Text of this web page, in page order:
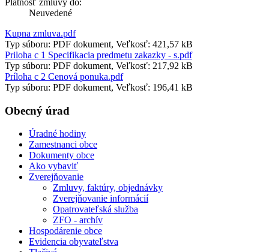
Neuvedené
Kupna zmluva.pdf
Typ súboru: PDF dokument, Veľkosť: 421,57 kB
Priloha c 1 Specifikacia predmetu zakazky - s.pdf
Typ súboru: PDF dokument, Veľkosť: 217,92 kB
Príloha c 2 Cenová ponuka.pdf
Typ súboru: PDF dokument, Veľkosť: 196,41 kB
Obecný úrad
Úradné hodiny
Zamestnanci obce
Dokumenty obce
Ako vybaviť
Zverejňovanie
Zmluvy, faktúry, objednávky
Zverejňovanie informácií
Opatrovateľská služba
ZFO - archív
Hospodárenie obce
Evidencia obyvateľstva